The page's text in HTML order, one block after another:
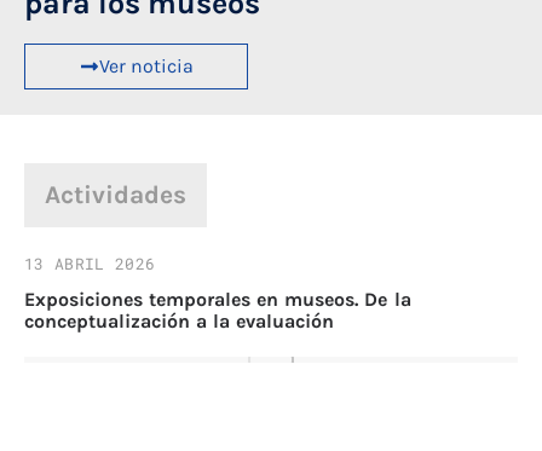
Ver noticia
Actividades
13 ABRIL 2026
Exposiciones temporales en museos. De la
conceptualización a la evaluación